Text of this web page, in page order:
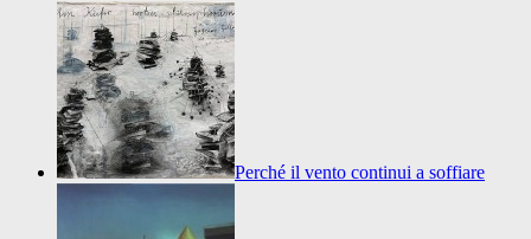
Perché il vento continui a soffiare